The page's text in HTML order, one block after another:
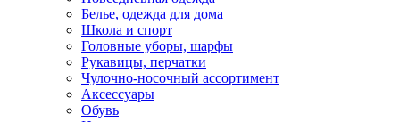
Белье, одежда для дома
Школа и спорт
Головные уборы, шарфы
Рукавицы, перчатки
Чулочно-носочный ассортимент
Аксессуары
Обувь